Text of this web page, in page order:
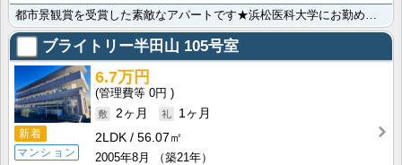
ブライトリー半田山 105号室
新着
マンション
6.7万円
0円
2ヶ月
1ヶ月
2LDK
56.07㎡
2005年8月
（築21年）